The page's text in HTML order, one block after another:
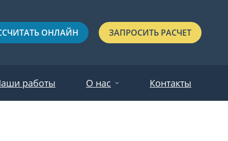
ОНЛАЙН ЗАПРОСИТЬ РАСЧЕТ
работы О нас Контакты